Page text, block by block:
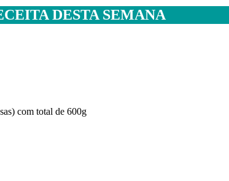
DESTA SEMANA
com total de 600g